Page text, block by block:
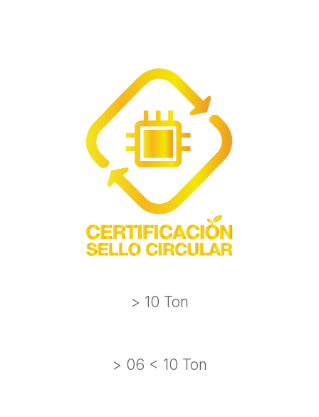
> 10 Ton
> 06 < 10 Ton